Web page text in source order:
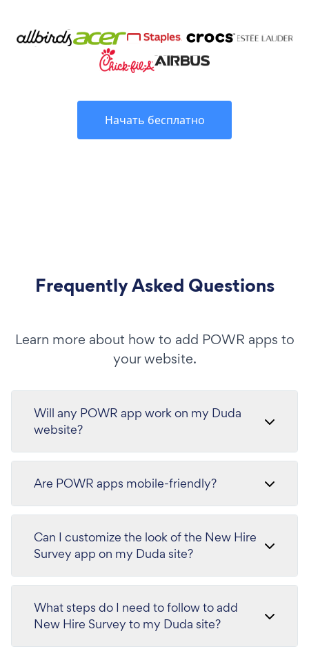
Начать бесплатно
Frequently Asked Questions
Learn more about how to add POWR apps to
your website.
Will any POWR app work on my Duda
website?
Are POWR apps mobile-friendly?
Can I customize the look of the New Hire
Survey app on my Duda site?
What steps do I need to follow to add
New Hire Survey to my Duda site?